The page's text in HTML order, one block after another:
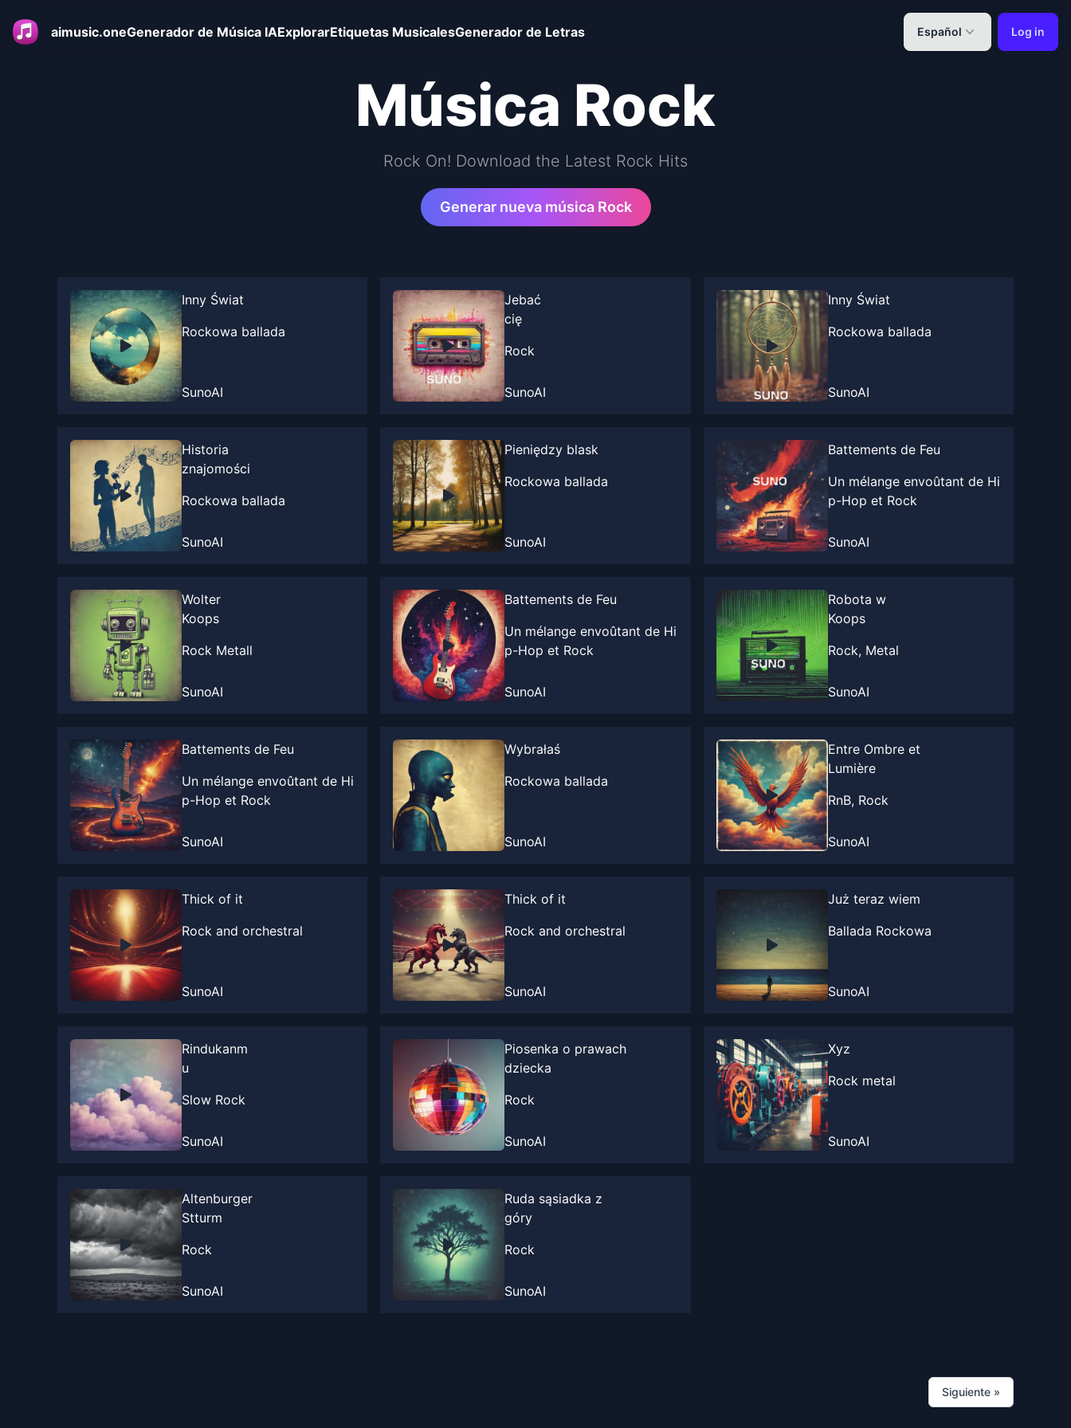
aimusic.oneGenerador de Música IAExplorarEtiquetas MusicalesGenerador de Letras Español Log in
Música Rock
Rock On! Download the Latest Rock Hits
Generar nueva música Rock
Inny Świat
Rockowa ballada
SunoAI
Jebać
cię
Rock
SunoAI
Inny Świat
Rockowa ballada
SunoAI
Historia
znajomości
Rockowa ballada
SunoAI
Pieniędzy blask
Rockowa ballada
SunoAI
Battements de Feu
Un mélange envoûtant de Hi
p-Hop et Rock
SunoAI
Wolter
Koops
Rock Metall
SunoAI
Battements de Feu
Un mélange envoûtant de Hi
p-Hop et Rock
SunoAI
Robota w
Koops
Rock, Metal
SunoAI
Battements de Feu
Un mélange envoûtant de Hi
p-Hop et Rock
SunoAI
Wybrałaś
Rockowa ballada
SunoAI
Entre Ombre et
Lumière
RnB, Rock
SunoAI
Thick of it
Rock and orchestral
SunoAI
Thick of it
Rock and orchestral
SunoAI
Już teraz wiem
Ballada Rockowa
SunoAI
Rindukanm
u
Slow Rock
SunoAI
Piosenka o prawach
dziecka
Rock
SunoAI
Xyz
Rock metal
SunoAI
Altenburger
Stturm
Rock
SunoAI
Ruda sąsiadka z
góry
Rock
SunoAI
Siguiente »